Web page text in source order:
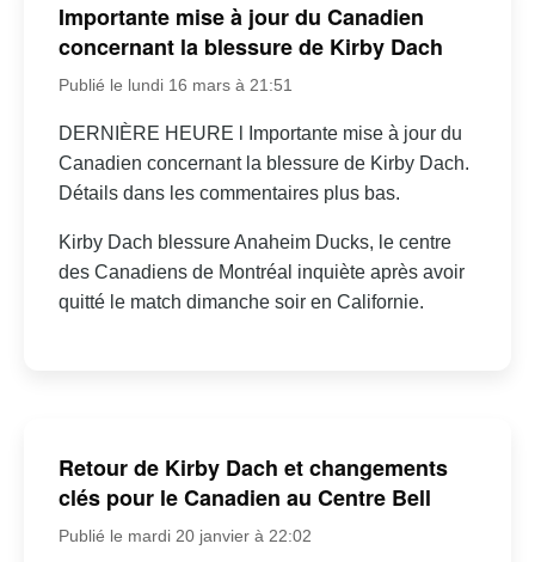
Importante mise à jour du Canadien
concernant la blessure de Kirby Dach
Publié le lundi 16 mars à 21:51
DERNIÈRE HEURE l Importante mise à jour du
Canadien concernant la blessure de Kirby Dach.
Détails dans les commentaires plus bas.
Kirby Dach blessure Anaheim Ducks, le centre
des Canadiens de Montréal inquiète après avoir
quitté le match dimanche soir en Californie.
Retour de Kirby Dach et changements
clés pour le Canadien au Centre Bell
Publié le mardi 20 janvier à 22:02